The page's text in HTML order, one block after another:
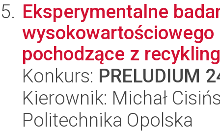
Eksperymentalne
wysokowartościowego
pochodzące z
Konkurs: PRELUDIUM
Kierownik: Michał
Politechnika Opolska